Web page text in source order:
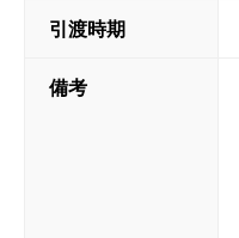
引渡時期
備考